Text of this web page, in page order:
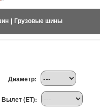
Грузовые шины
Диаметр:
Вылет (ET):